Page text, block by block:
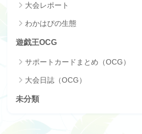
大会レポート
わかはぴの生態
遊戯王OCG
サポートカードまとめ（OCG）
大会日誌（OCG）
未分類